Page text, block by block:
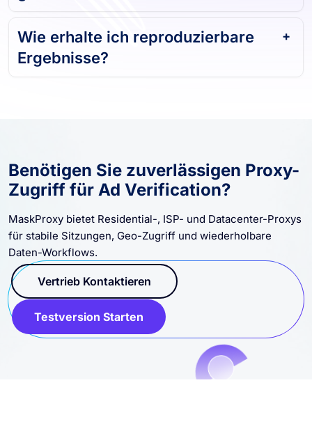
Wie erhalte ich reproduzierbare
Ergebnisse?
Benötigen Sie zuverlässigen Proxy-
Zugriff für Ad Verification?
MaskProxy bietet Residential-, ISP- und Datacenter-Proxys
für stabile Sitzungen, Geo-Zugriff und wiederholbare
Daten-Workflows.
Vertrieb Kontaktieren
Testversion Starten